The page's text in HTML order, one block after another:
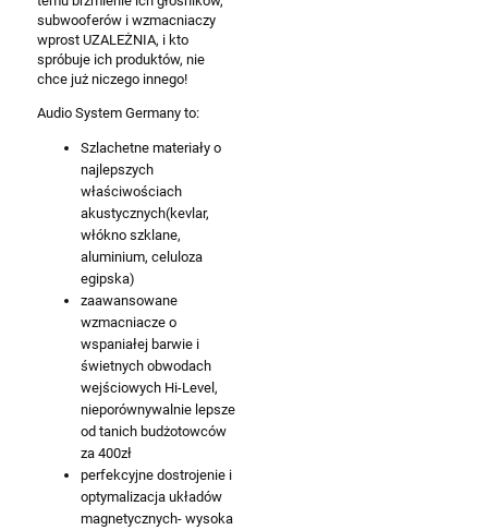
subwooferów i wzmacniaczy
wprost UZALEŻNIA, i kto
spróbuje ich produktów, nie
chce już niczego innego!
Audio System Germany to:
Szlachetne materiały o
najlepszych
właściwościach
akustycznych(kevlar,
włókno szklane,
aluminium, celuloza
egipska)
zaawansowane
wzmacniacze o
wspaniałej barwie i
świetnych obwodach
wejściowych Hi-Level,
nieporównywalnie lepsze
od tanich budżotowców
za 400zł
perfekcyjne dostrojenie i
optymalizacja układów
magnetycznych- wysoka